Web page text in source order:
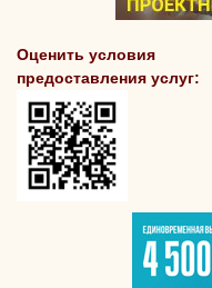
Оценить условия
предоставления услуг: